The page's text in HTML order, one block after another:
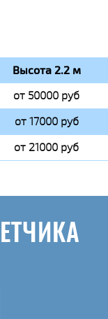
Высота 2.2 м
от 50000 руб
от 17000 руб
от 21000 руб